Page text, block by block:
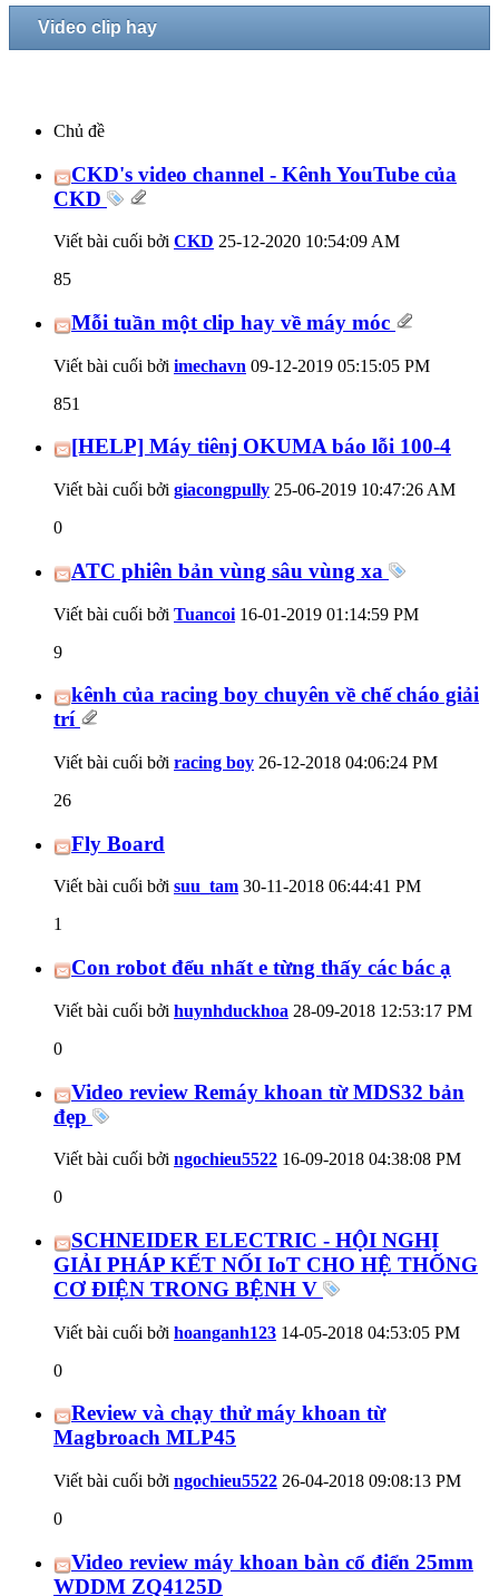
Video clip hay
Chủ đề
CKD's video channel - Kênh YouTube của
CKD
Viết bài cuối bởi CKD 25-12-2020 10:54:09 AM
85
Mỗi tuần một clip hay về máy móc
Viết bài cuối bởi imechavn 09-12-2019 05:15:05 PM
851
[HELP] Máy tiênj OKUMA báo lỗi 100-4
Viết bài cuối bởi giacongpully 25-06-2019 10:47:26 AM
0
ATC phiên bản vùng sâu vùng xa
Viết bài cuối bởi Tuancoi 16-01-2019 01:14:59 PM
9
kênh của racing boy chuyên về chế cháo giải
trí
Viết bài cuối bởi racing boy 26-12-2018 04:06:24 PM
26
Fly Board
Viết bài cuối bởi suu_tam 30-11-2018 06:44:41 PM
1
Con robot đểu nhất e từng thấy các bác ạ
Viết bài cuối bởi huynhduckhoa 28-09-2018 12:53:17 PM
0
Video review Remáy khoan từ MDS32 bản
đẹp
Viết bài cuối bởi ngochieu5522 16-09-2018 04:38:08 PM
0
SCHNEIDER ELECTRIC - HỘI NGHỊ
GIẢI PHÁP KẾT NỐI IoT CHO HỆ THỐNG
CƠ ĐIỆN TRONG BỆNH V
Viết bài cuối bởi hoanganh123 14-05-2018 04:53:05 PM
0
Review và chạy thử máy khoan từ
Magbroach MLP45
Viết bài cuối bởi ngochieu5522 26-04-2018 09:08:13 PM
0
Video review máy khoan bàn cổ điển 25mm
WDDM ZQ4125D